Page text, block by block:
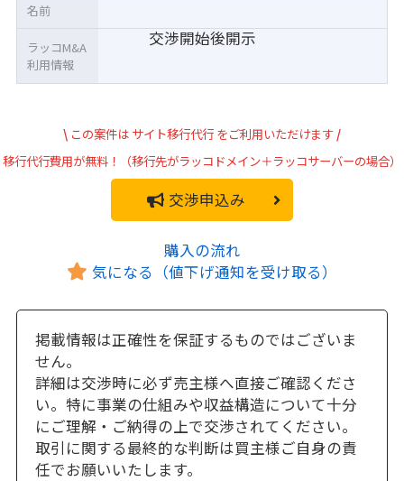
交渉開始後開示
名前
ラッコM&A
利用情報
\ この案件は サイト移行代行 をご利用いただけます /
移行代行費用が無料！（移行先がラッコドメイン＋ラッコサーバーの場合）
交渉申込み
購入の流れ
気になる（値下げ通知を受け取る）
掲載情報は正確性を保証するものではございま
せん。
詳細は交渉時に必ず売主様へ直接ご確認くださ
い。特に事業の仕組みや収益構造について十分
にご理解・ご納得の上で交渉されてください。
取引に関する最終的な判断は買主様ご自身の責
任でお願いいたします。